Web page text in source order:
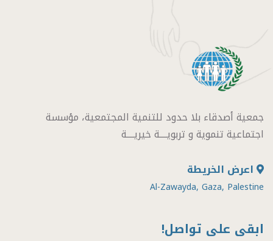
جمعية أصدقاء بلا حدود للتنمية المجتمعية، مؤسسة
اجتماعية تنموية و تربويــــة خيريــــة
اعرض الخريطة
Al-Zawayda, Gaza, Palestine
ابقى على تواصل!